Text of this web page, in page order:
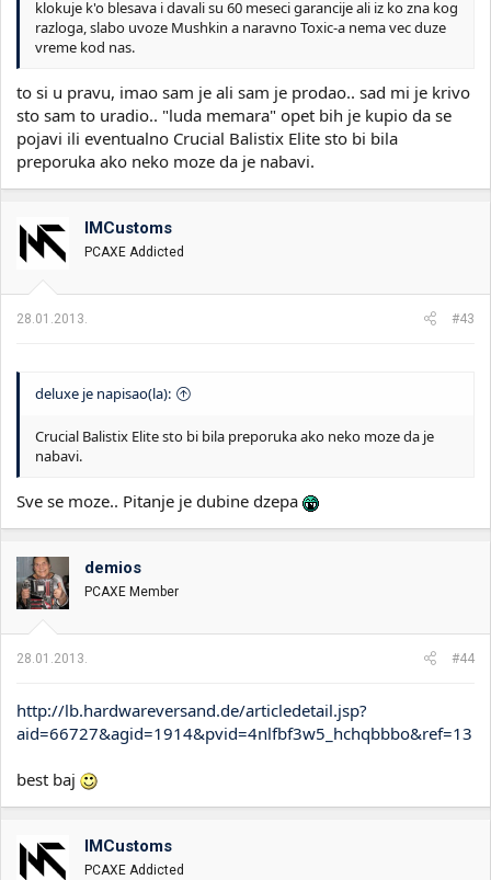
klokuje k'o blesava i davali su 60 meseci garancije ali iz ko zna kog
razloga, slabo uvoze Mushkin a naravno Toxic-a nema vec duze
vreme kod nas.
to si u pravu, imao sam je ali sam je prodao.. sad mi je krivo
sto sam to uradio.. "luda memara" opet bih je kupio da se
pojavi ili eventualno Crucial Balistix Elite sto bi bila
preporuka ako neko moze da je nabavi.
IMCustoms
PCAXE Addicted
28.01.2013. #43
deluxe je napisao(la):
Crucial Balistix Elite sto bi bila preporuka ako neko moze da je
nabavi.
Sve se moze.. Pitanje je dubine dzepa
demios
PCAXE Member
28.01.2013. #44
http://lb.hardwareversand.de/articledetail.jsp?
aid=66727&agid=1914&pvid=4nlfbf3w5_hchqbbbo&ref=13
best baj
IMCustoms
PCAXE Addicted